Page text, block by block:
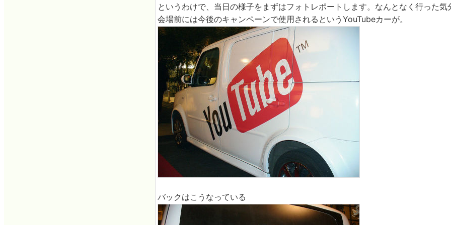
というわけで、当日の様子をまずはフォトレポートします。なんとなく行った気
会場前には今後のキャンペーンで使用されるというYouTubeカーが。
バックはこうなっている